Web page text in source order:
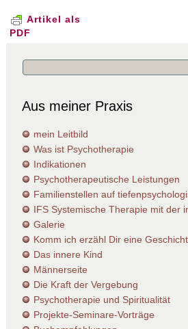
Artikel als
PDF
Aus meiner Praxis
mein Leitbild
Was ist Psychotherapie
Indikationen
Psychotherapeutische Leistungen
Familienstellen auf
IFS Systemische Therapie mit der
Galerie
Komm ich erzähl Dir eine
Das innere Kind
Männerseite
Die Kraft der Vergebung
Psychotherapie und Spiritualität
Projekte-Seminare-Vorträge